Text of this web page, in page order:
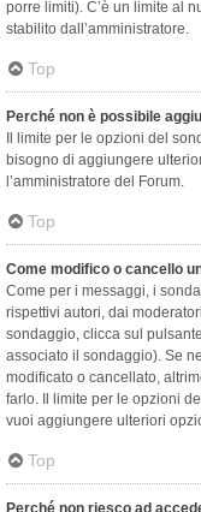
porre limiti). C’è un limite al
stabilito dall’amministratore.
Top
Perché non è possibile
Il limite per le opzioni del
bisogno di aggiungere
l’amministratore del Forum.
Top
Come modifico o cancello
Come per i messaggi, i
rispettivi autori, dai
sondaggio, clicca sul pulsante
associato il sondaggio). Se
modificato o cancellato,
farlo. Il limite per le opzioni
vuoi aggiungere ulteriori
Top
Perché non riesco ad